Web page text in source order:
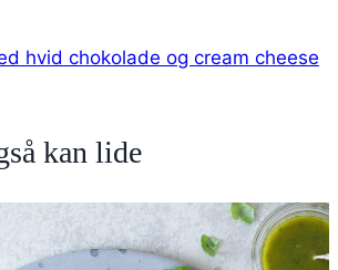
hvid chokolade og cream cheese
kan lide